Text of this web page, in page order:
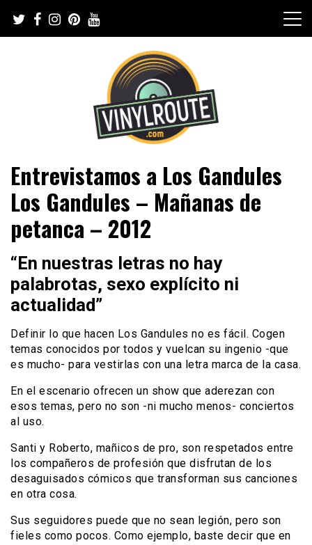
content
VinylRoute
Entrevistamos a Los Gandules
Los Gandules – Mañanas de
petanca – 2012
“En nuestras letras no hay
palabrotas, sexo explícito ni
actualidad”
Definir lo que hacen Los Gandules no es fácil. Cogen
temas conocidos por todos y vuelcan su ingenio -que
es mucho- para vestirlas con una letra marca de la casa.
En el escenario ofrecen un show que aderezan con
esos temas, pero no son -ni mucho menos- conciertos
al uso.
Santi y Roberto, mañicos de pro, son respetados entre
los compañeros de profesión que disfrutan de los
desaguisados cómicos que transforman sus canciones
en otra cosa.
Sus seguidores puede que no sean legión, pero son
fieles como pocos. Como ejemplo, baste decir que en